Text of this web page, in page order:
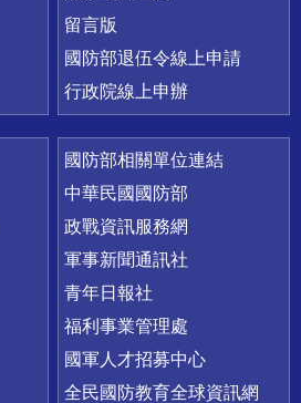
留言版
國防部退伍令線上申請
行政院線上申辦
國防部相關單位連結
中華民國國防部
政戰資訊服務網
軍事新聞通訊社
青年日報社
福利事業管理處
國軍人才招募中心
全民國防教育全球資訊網